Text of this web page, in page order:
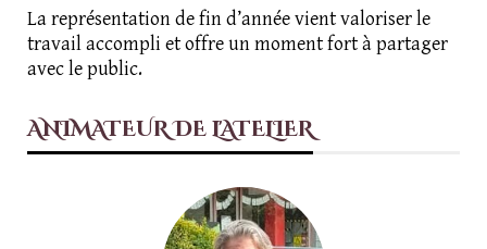
La représentation de fin d’année vient valoriser le
travail accompli et offre un moment fort à partager
avec le public.
ANIMATEUR DE L'ATELIER